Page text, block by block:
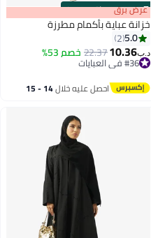
00m:00s
·باقي 100% عرض برق
خزانة عباية بأكمام مطرزة
5.0
2
د.ب‏10.36
22.37خصم 53%
#36 في العبايات
احصل عليه خلال 14 - 15
اغسطس